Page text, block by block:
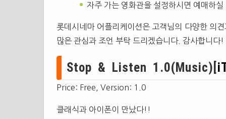
자주 가는 영화관을 설정하시면 예매하
롯데시네마 어플리케이션은 고객님의 다양한 의
많은 관심과 조언 부탁 드리겠습니다. 감사합니다!
Stop & Listen 1.0(Music)[
Price: Free, Version: 1.0
클래식과 아이폰이 만났다!!